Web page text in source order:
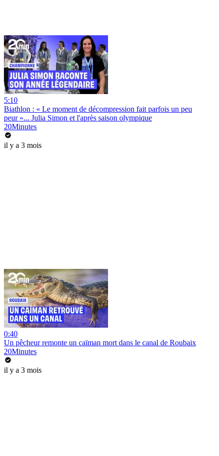
5:10
Biathlon : « Le moment de décompression fait parfois un peu
peur »... Julia Simon et l'après saison olympique
20Minutes
il y a 3 mois
0:40
Un pêcheur remonte un caïman mort dans le canal de Roubaix
20Minutes
il y a 3 mois